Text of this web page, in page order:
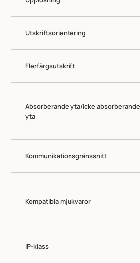
Utskriftsorientering
Flerfärgsutskrift
Absorberande yta/icke absorberande
yta
Kommunikationsgränssnitt
Kompatibla mjukvaror
IP-klass